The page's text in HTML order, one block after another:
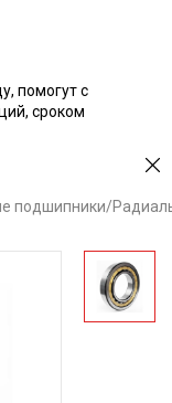
помогут с
сроком
подшипники/